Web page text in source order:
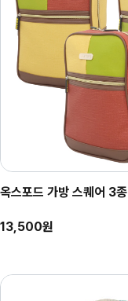
옥스포드 가방 스퀘어 3종
13,500원